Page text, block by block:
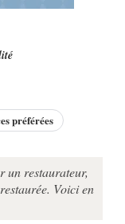
préférées
un restaurateur,
Voici en